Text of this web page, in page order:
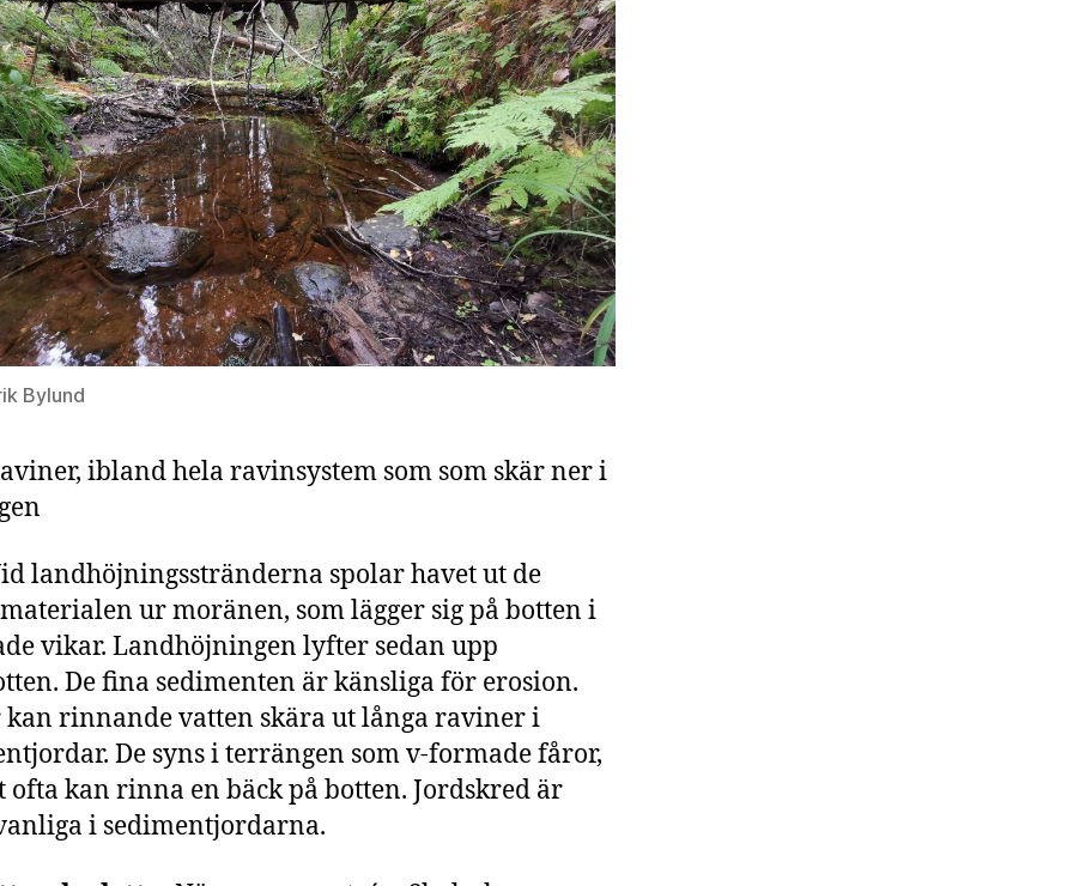
Bylund
ibland hela ravinsystem som som skär ner i
landhöjningsstränderna spolar havet ut de
ur moränen, som lägger sig på botten i
vikar. Landhöjningen lyfter sedan upp
De fina sedimenten är känsliga för erosion.
rinnande vatten skära ut långa raviner i
De syns i terrängen som v-formade fåror,
ofta kan rinna en bäck på botten. Jordskred är
i sedimentjordarna.